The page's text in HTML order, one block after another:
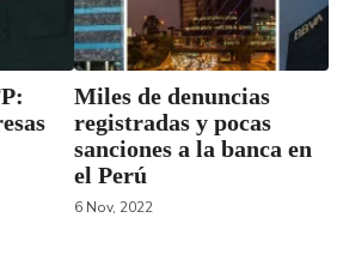
Miles de denuncias
registradas y pocas
sanciones a la banca en
el Perú
6 Nov, 2022